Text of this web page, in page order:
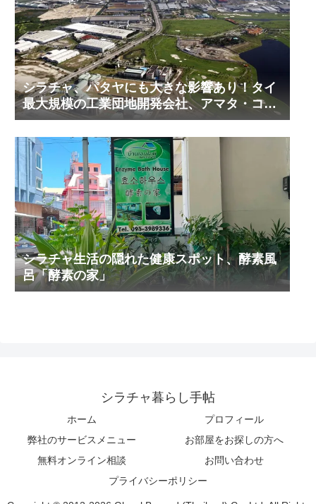
シラチャ、パタヤにも大きな影響あり！タイ
最大規模の工業団地開発会社、アマタ・コー
ポレーションの工業団地の今！その２
シラチャ生活の隠れた健康スポット、酵素風
呂「酵素の家」
シラチャ暮らし手帖
ホーム
プロフィール
弊社のサービスメニュー
お部屋をお探しの方へ
無料オンライン相談
お問い合わせ
プライバシーポリシー